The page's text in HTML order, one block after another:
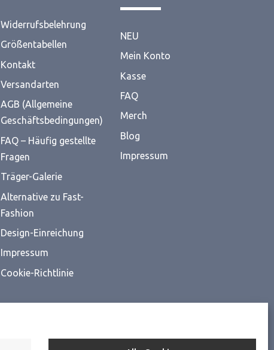
Widerrufsbelehrung
Größentabellen
Kontakt
Versandarten
AGB (Allgemeine
Geschäftsbedingungen)
FAQ – Häufig gestellte
Fragen
Träger-Galerie
Alternative zu Fast-
Fashion
Design-Einreichung
Impressum
Cookie-Richtlinie
NEU
Mein Konto
Kasse
FAQ
Merch
Blog
Impressum